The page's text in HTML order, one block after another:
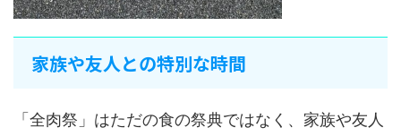
家族や友人との特別な時間
「全肉祭」はただの食の祭典ではなく、家族や友人